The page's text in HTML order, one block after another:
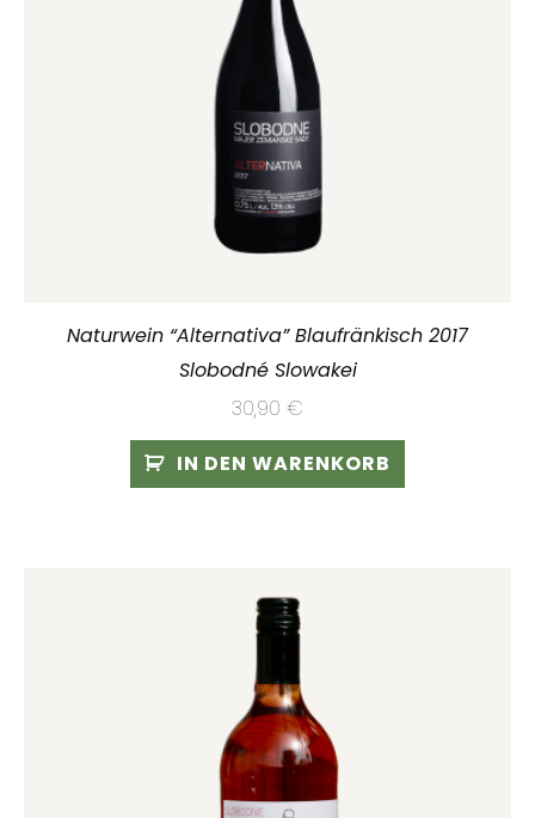
Naturwein “Alternativa” Blaufränkisch 2017
Slobodné Slowakei
30,90 €
IN DEN WARENKORB